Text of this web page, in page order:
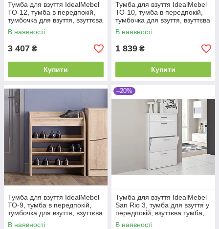
Тумба для взуття IdealMebel
ТО-12, тумба в передпокій,
тумбочка для взуття, взуттєва
тумба
В наявності
3 407 ₴
Купити
Тумба для взуття IdealMebel
ТО-10, тумба в передпокій,
тумбочка для взуття, взуттєва
тумба
В наявності
1 839 ₴
Купити
Тумба для взуття IdealMebel
ТО-9, тумба в передпокій,
тумбочка для взуття, взуттєва
тумба
В наявності
–20%
Тумба для взуття IdealMebel
San Rio 3, тумба для взуття у
передпокій, взуттєва тумба,
тумбочка у передпокій
В наявності